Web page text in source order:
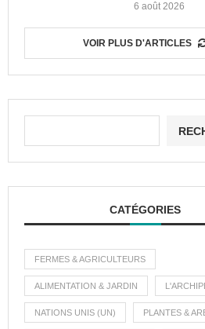
6 août 2026
VOIR PLUS D'ARTICLES
CATÉGORIES
FERMES & AGRICULTEURS
ALIMENTATION & JARDIN
NATIONS UNIS (UN) PLANTES &